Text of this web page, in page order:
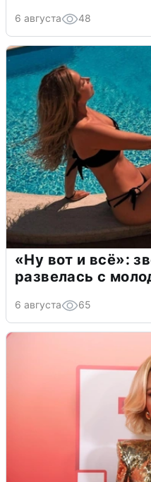
6 августа 48
«Ну вот и всё»:
развелась с
6 августа 65